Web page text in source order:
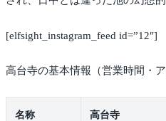
[elfsight_instagram_feed id=”12″]
高台寺の基本情報（営業時間・ア
名称 高台寺